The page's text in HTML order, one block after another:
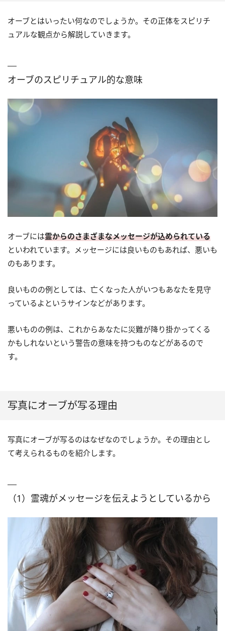
オーブとはいったい何なのでしょうか。その正体をスピリチ
ュアルな観点から解説していきます。
オーブのスピリチュアル的な意味
オーブには霊からのさまざまなメッセージが込められている
といわれています。メッセージには良いものもあれば、悪いも
のもあります。
良いものの例としては、亡くなった人がいつもあなたを見守
っているよというサインなどがあります。
悪いものの例は、これからあなたに災難が降り掛かってくる
かもしれないという警告の意味を持つものなどがあるので
す。
写真にオーブが写る理由
写真にオーブが写るのはなぜなのでしょうか。その理由とし
て考えられるものを紹介します。
（1）霊魂がメッセージを伝えようとしているから